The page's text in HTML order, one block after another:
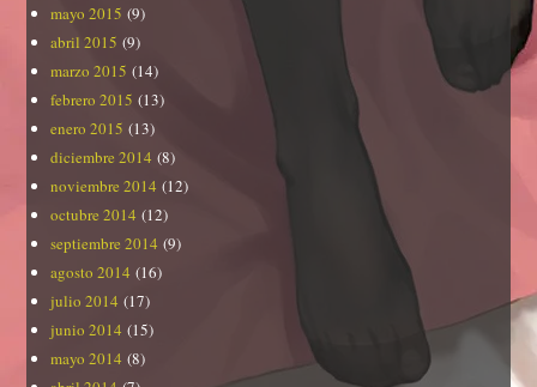
mayo 2015 (9)
abril 2015 (9)
marzo 2015 (14)
febrero 2015 (13)
enero 2015 (13)
diciembre 2014 (8)
noviembre 2014 (12)
octubre 2014 (12)
septiembre 2014 (9)
agosto 2014 (16)
julio 2014 (17)
junio 2014 (15)
mayo 2014 (8)